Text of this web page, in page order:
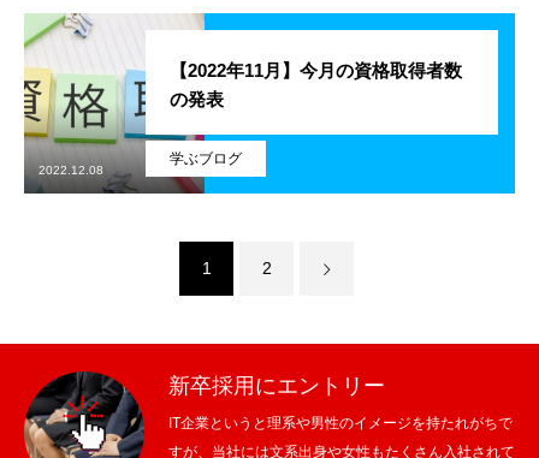
ホーム 企業 事業 業務 待遇 ブログ インタビュー
学ぶブログ
【2022年11月】今月の資格取得者数
の発表
2022.12.08
1 2
新卒採用にエントリー
IT企業というと理系や男性のイメージを持たれがちで
すが、当社には文系出身や女性もたくさん入社されて